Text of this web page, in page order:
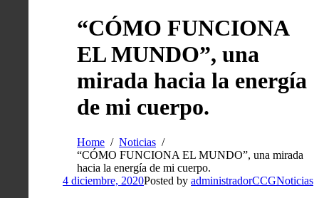
“CÓMO FUNCIONA
EL MUNDO”, una
mirada hacia la energía
de mi cuerpo.
Home
Noticias
“CÓMO FUNCIONA EL MUNDO”, una mirada
hacia la energía de mi cuerpo.
4 diciembre, 2020Posted by administradorCCGNoticias